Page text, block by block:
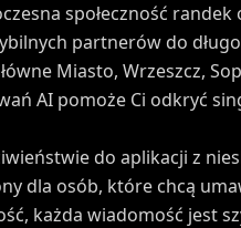
społeczność
partnerów do
Miasto, Wrzeszcz,
AI pomoże Ci odkryć
do aplikacji z
dla osób, które chcą
każda wiadomość jest